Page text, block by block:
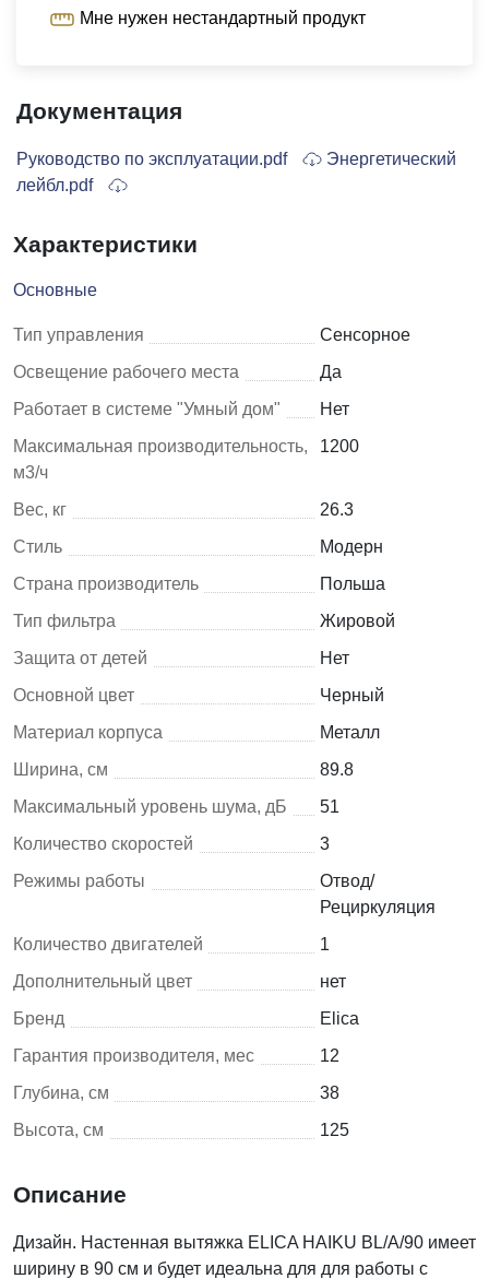
Документация
Руководство по эксплуатации.pdf
Энергетический
лейбл.pdf
Мне нужен нестандартный продукт
Характеристики
Основные
Тип управления
Сенсорное
Освещение рабочего места
Да
Работает в системе "Умный дом"
Нет
Максимальная производительность,
м3/ч
1200
Вес, кг
26.3
Стиль
Модерн
Страна производитель
Польша
Тип фильтра
Жировой
Защита от детей
Нет
Основной цвет
Черный
Материал корпуса
Металл
Ширина, см
89.8
Максимальный уровень шума, дБ
51
Количество скоростей
3
Режимы работы
Отвод/
Рециркуляция
Количество двигателей
1
Дополнительный цвет
нет
Бренд
Elica
Гарантия производителя, мес
12
Глубина, см
38
Высота, см
125
Описание
Дизайн. Настенная вытяжка ELICA HAIKU BL/A/90 имеет
ширину в 90 см и будет идеальна для для работы с